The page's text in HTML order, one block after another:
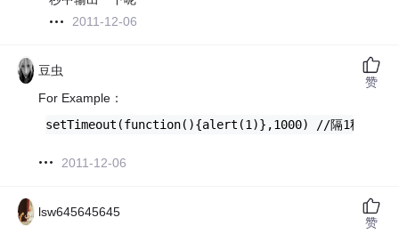
2011-12-06
豆虫
For Example：
setTimeout(function(){alert(1)},1000) //隔1秒
2011-12-06
赞
lsw645645645
赞